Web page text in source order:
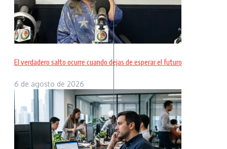
El verdadero salto ocurre cuando dejas de esperar el futuro
6 de agosto de 2026